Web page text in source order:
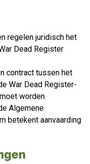
regelen juridisch het
Dead Register
contract tussen het
War Dead Register-
worden
Algemene
betekent aanvaarding